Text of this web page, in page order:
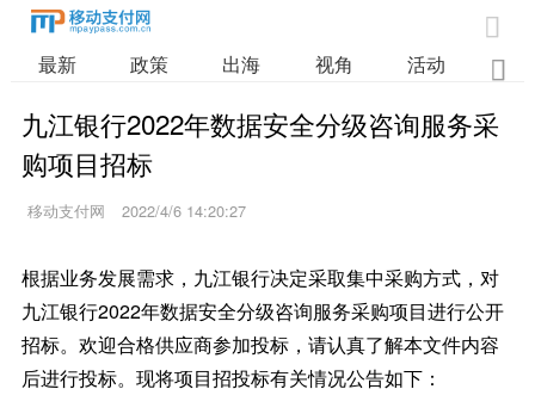

最新 政策 出海 视角 活动 业

九江银行2022年数据安全分级咨询服务采
购项目招标
移动支付网 2022/4/6 14:20:27
根据业务发展需求，九江银行决定采取集中采购方式，对
九江银行2022年数据安全分级咨询服务采购项目进行公开
招标。欢迎合格供应商参加投标，请认真了解本文件内容
后进行投标。现将项目招投标有关情况公告如下：